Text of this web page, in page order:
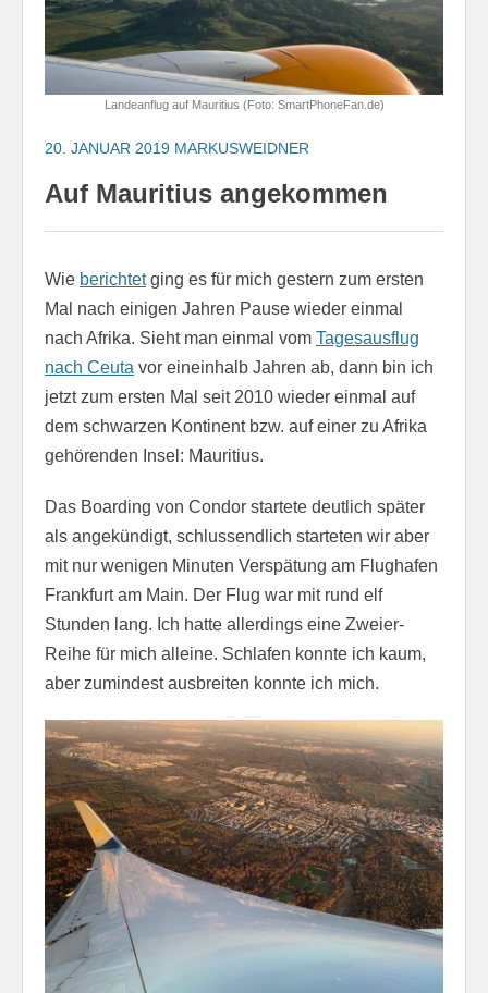
Landeanflug auf Mauritius (Foto: SmartPhoneFan.de)
20. JANUAR 2019 MARKUSWEIDNER
Auf Mauritius angekommen
Wie berichtetging es für mich gestern zum ersten
Mal nach einigen Jahren Pause wieder einmal
nach Afrika. Sieht man einmal vom Tagesausflug
nach Ceuta vor eineinhalb Jahren ab, dann bin ich
jetzt zum ersten Mal seit 2010 wieder einmal auf
dem schwarzen Kontinent bzw. auf einer zu Afrika
gehörenden Insel: Mauritius.
Das Boarding von Condor startete deutlich später
als angekündigt, schlussendlich starteten wir aber
mit nur wenigen Minuten Verspätung am Flughafen
Frankfurt am Main. Der Flug war mit rund elf
Stunden lang. Ich hatte allerdings eine Zweier-
Reihe für mich alleine. Schlafen konnte ich kaum,
aber zumindest ausbreiten konnte ich mich.